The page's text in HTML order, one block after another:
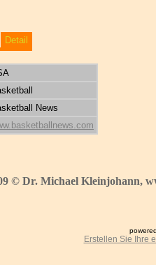
Detail
News
© Dr. Michael Kleinjohann,
Erstellen Sie Ihre